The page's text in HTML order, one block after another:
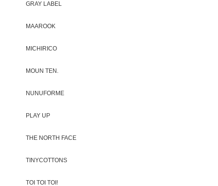
GRAY LABEL
MAAROOK
MICHIRICO
MOUN TEN.
NUNUFORME
PLAY UP
THE NORTH FACE
TINYCOTTONS
TOI TOI TOI!